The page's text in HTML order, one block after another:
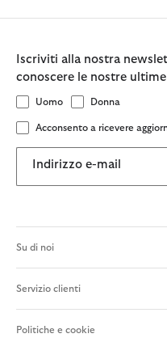
Iscriviti alla nostra
conoscere le nostre
Uomo Donna
Acconsento a ricevere
Indirizzo e-mail
Su di noi
Servizio clienti
Politiche e cookie